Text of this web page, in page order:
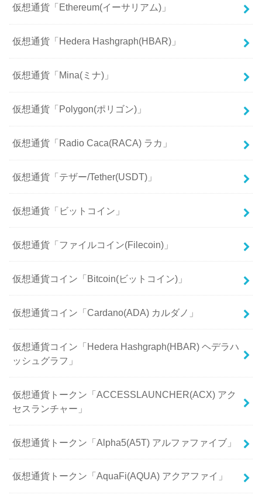
仮想通貨「Ethereum(イーサリアム)」
仮想通貨「Hedera Hashgraph(HBAR)」
仮想通貨「Mina(ミナ)」
仮想通貨「Polygon(ポリゴン)」
仮想通貨「Radio Caca(RACA) ラカ」
仮想通貨「テザー/Tether(USDT)」
仮想通貨「ビットコイン」
仮想通貨「ファイルコイン(Filecoin)」
仮想通貨コイン「Bitcoin(ビットコイン)」
仮想通貨コイン「Cardano(ADA) カルダノ」
仮想通貨コイン「Hedera Hashgraph(HBAR) ヘデラハ
ッシュグラフ」
仮想通貨トークン「ACCESSLAUNCHER(ACX) アク
セスランチャー」
仮想通貨トークン「Alpha5(A5T) アルファファイブ」
仮想通貨トークン「AquaFi(AQUA) アクアファイ」